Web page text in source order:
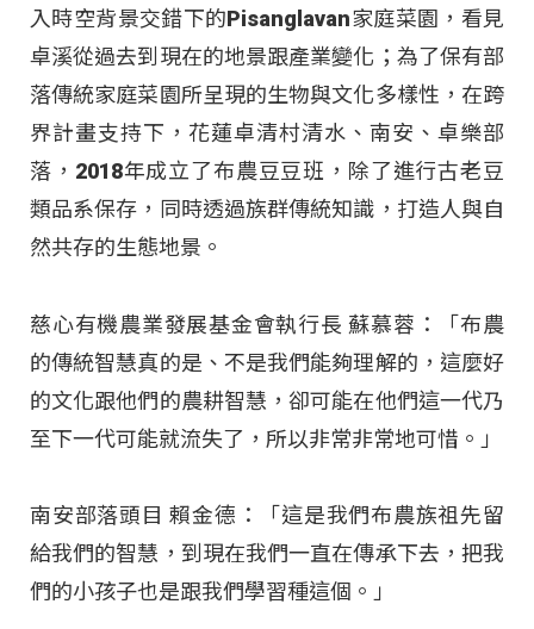
入時空背景交錯下的Pisanglavan家庭菜園，看見
卓溪從過去到現在的地景跟產業變化；為了保有部
落傳統家庭菜園所呈現的生物與文化多樣性，在跨
界計畫支持下，花蓮卓清村清水、南安、卓樂部
落，2018年成立了布農豆豆班，除了進行古老豆
類品系保存，同時透過族群傳統知識，打造人與自
然共存的生態地景。
慈心有機農業發展基金會執行長 蘇慕蓉：「布農
的傳統智慧真的是、不是我們能夠理解的，這麼好
的文化跟他們的農耕智慧，卻可能在他們這一代乃
至下一代可能就流失了，所以非常非常地可惜。」
南安部落頭目 賴金德：「這是我們布農族祖先留
給我們的智慧，到現在我們一直在傳承下去，把我
們的小孩子也是跟我們學習種這個。」